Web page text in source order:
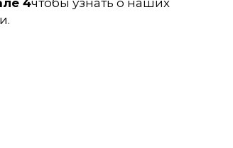
4чтобы узнать о наших